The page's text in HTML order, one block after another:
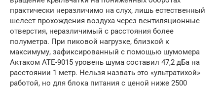
практически неразличимо на слух, лишь естественный
шелест прохождения воздуха через вентиляционные
отверстия, неразличимый с расстояния более
полуметра. При пиковой нагрузке, близкой к
максимуму, зафиксированный с помощью шумомера
Актаком АТЕ-9015 уровень шума составил 47,2 дБа на
расстоянии 1 метр. Нельзя назвать это «ультратихой»
работой, но для блока питания с ценой ниже 2500